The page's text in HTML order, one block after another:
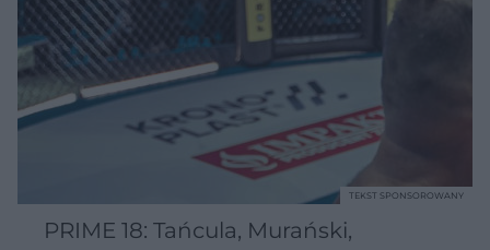
PRIME 18: Tańcula, Murański,
TEKST SPONSOROWANY